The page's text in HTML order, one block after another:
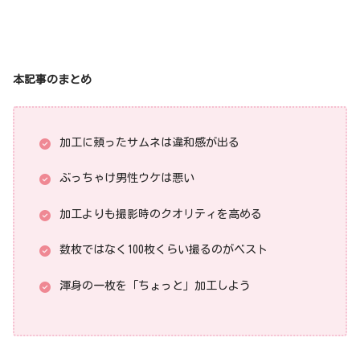
本記事のまとめ
加工に頼ったサムネは違和感が出る
ぶっちゃけ男性ウケは悪い
加工よりも撮影時のクオリティを高める
数枚ではなく100枚くらい撮るのがベスト
渾身の一枚を「ちょっと」加工しよう